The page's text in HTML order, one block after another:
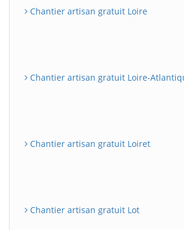
Chantier artisan gratuit Loire
Chantier artisan gratuit Loire-
Chantier artisan gratuit Loiret
Chantier artisan gratuit Lot